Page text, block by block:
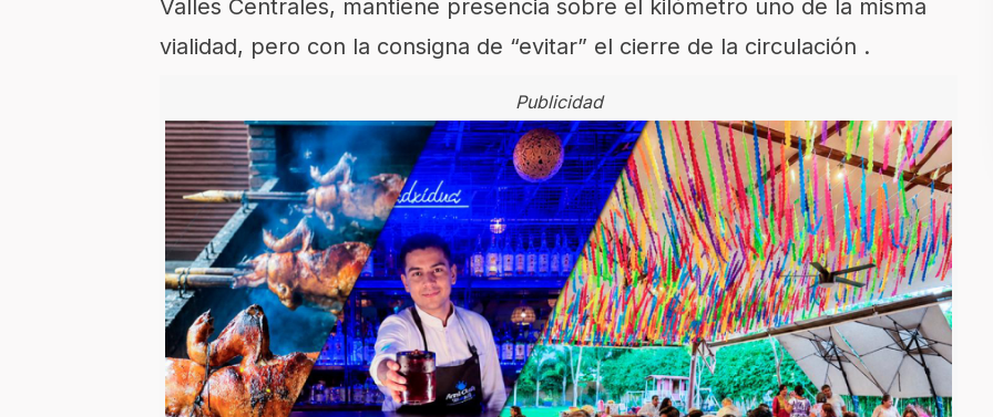
Valles Centrales, mantiene presencia sobre el kilómetro uno de la misma
vialidad, pero con la consigna de “evitar” el cierre de la circulación .
Publicidad